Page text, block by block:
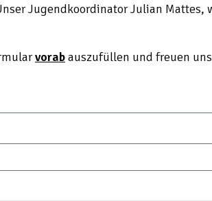
Jugendkoordinator Julian Mattes,
vorabauszufüllen und freuen